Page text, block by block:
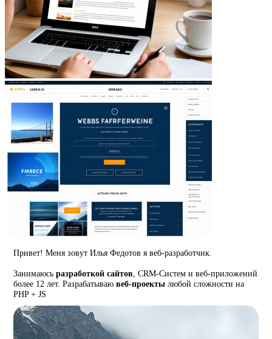
Привет! Меня зовут Илья Федотов я веб-разработчик.
Занимаюсьразработкой сайтов , CRM-Систем и веб-приложений
более 12 лет. Разрабатываювеб-проекты любой сложности на
PHP + JS